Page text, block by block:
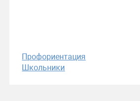
Профориентация
Школьники